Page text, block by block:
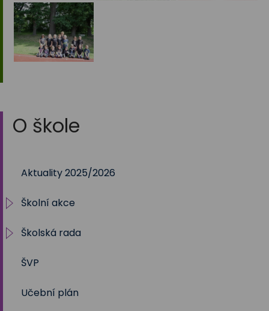
O škole
Aktuality 2025/2026
Školní akce
2025/2026
2024/2025
2023/2024
Školská rada
Volby 2017
Volby 2020
ŠVP
Učební plán